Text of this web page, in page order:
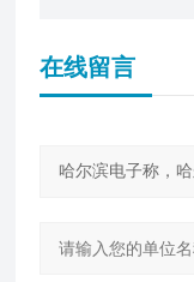
在线留言